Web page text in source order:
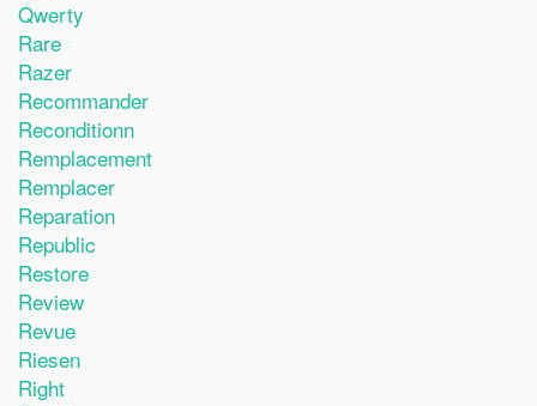
Qwerty
Rare
Razer
Recommander
Reconditionn
Remplacement
Remplacer
Reparation
Republic
Restore
Review
Revue
Riesen
Right